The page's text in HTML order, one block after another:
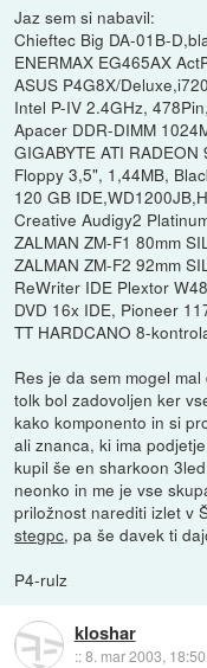
Jaz sem si nabavil:
Chieftec Big DA-01B-
ENERMAX EG465AX
ASUS P4G8X/
Intel P-IV 2.4GHz,
Apacer DDR-DIMM
GIGABYTE ATI
Floppy 3,5", 1,44MB,
120 GB
Creative Audigy2
ZALMAN ZM-F1 80mm
ZALMAN ZM-F2 92mm
ReWriter IDE Plextor
DVD 16x IDE, Pioneer
TT HARDCANO 8-
Res je da sem mogel
tolk bol zadovoljen ker
kako komponento in si
ali znanca, ki ima
kupil še en sharkoon
neonko in me je vse
priložnost narediti izlet v
stegpc, pa še davek ti
P4-rulz
kloshar
::8. mar 2003, 18:50